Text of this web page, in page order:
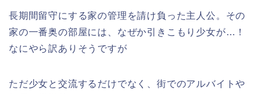
長期間留守にする家の管理を請け負った主人公。その
家の一番奥の部屋には、なぜか引きこもり少女が…！
なにやら訳ありそうですが
ただ少女と交流するだけでなく、街でのアルバイトや